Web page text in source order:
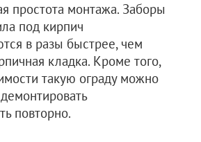
простота монтажа. Заборы
под кирпич
в разы быстрее, чем
кладка. Кроме того,
такую ограду можно
повторно.